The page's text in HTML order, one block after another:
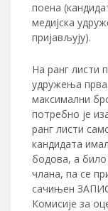
поена
медијска
пријављују).
На ранг листи
удружења прва
максимални
потребно је
ранг листи
кандидата
бодова, а било
члана, па се
сачињен
Комисије за